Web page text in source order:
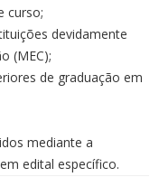
curso;
devidamente
(MEC);
de graduação em
mediante a
edital específico.